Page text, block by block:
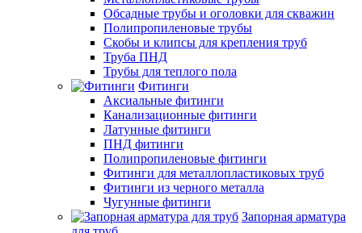
Обсадные трубы и оголовки для скважин
Полипропиленовые трубы
Скобы и клипсы для крепления труб
Труба ПНД
Трубы для теплого пола
Фитинги
Аксиальные фитинги
Канализационные фитинги
Латунные фитинги
ПНД фитинги
Полипропиленовые фитинги
Фитинги для металлопластиковых труб
Фитинги из черного металла
Чугунные фитинги
Запорная арматура